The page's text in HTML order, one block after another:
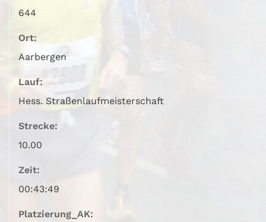
644
Ort:
Aarbergen
Lauf:
Hess. Straßenlaufmeisterschaft
Strecke:
10.00
Zeit:
00:43:49
Platzierung_AK: